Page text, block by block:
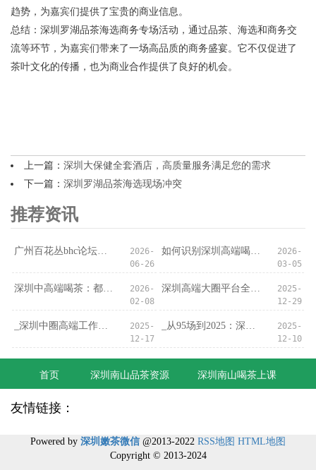
趋势，为嘉宾们提供了宝贵的商业信息。
总结：深圳罗湖品茶海选商务专场活动，通过品茶、海选和商务交
流等环节，为嘉宾们带来了一场高品质的商务盛宴。它不仅促进了
茶叶文化的传播，也为商业合作提供了良好的机会。
上一篇： 深圳大保健全套酒店，高质量服务满足您的需求
下一篇： 深圳罗湖品茶海选现场冲突
推荐资讯
‌广州百花丛bhc论坛‌：论坛里的“资源陷阱”
2026-
06-26
如何识别深圳高端喝茶会所的隐藏服务？
2026-
03-05
深圳中高端喝茶：都市人的深夜疗愈
2026-
02-08
深圳高端大圈平台全解析：可靠性与安全性
2025-
12-29
_深圳中圈高端工作室暗访实录：门禁后的真实场景_
2025-
12-17
_从95场到2025：深圳夜经济的十年光影_
2025-
12-10
首页 深圳南山品茶资源 深圳南山喝茶上课
友情链接：
Powered by 深圳嫩茶微信 @2013-2022 RSS地图 HTML地图
Copyright © 2013-2024